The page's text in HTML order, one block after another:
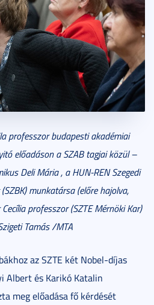
professzor budapesti akadémiai
előadáson a SZAB tagjai közül –
Deli Mária , a HUN-REN Szegedi
munkatársa (előre hajolva,
professzor (SZTE Mérnöki Kar)
Tamás /MTA
az SZTE két Nobel-díjas
Albert és Karikó Katalin
meg előadása fő kérdését